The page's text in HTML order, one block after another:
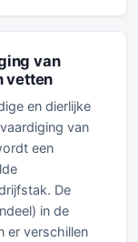
van
vetten
en dierlijke
van
een
De
in de
er verschillen